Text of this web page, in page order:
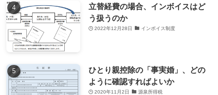
立替経費の場合、インボイスはど
う扱うのか
2022年12月28日 インボイス制度
ひとり親控除の「事実婚」、どの
ように確認すればよいか
2020年11月2日 源泉所得税